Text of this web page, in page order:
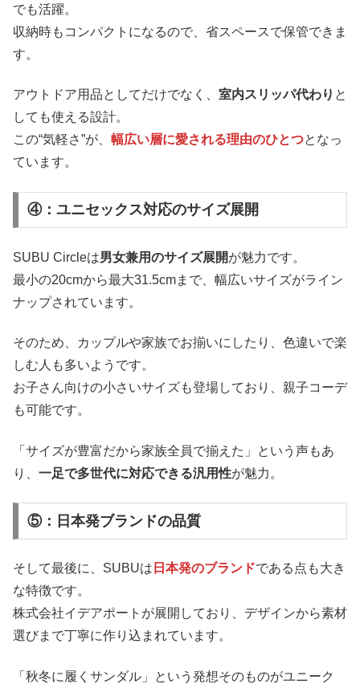
でも活躍。
収納時もコンパクトになるので、省スペースで保管できま
す。
アウトドア用品としてだけでなく、 室内スリッパ代わり と
しても使える設計。
この“気軽さ”が、 幅広い層に愛される理由のひとつとなっ
ています。
④：ユニセックス対応のサイズ展開
SUBU Circleは男女兼用のサイズ展開が魅力です。
最小の20cmから最大31.5cmまで、幅広いサイズがライン
ナップされています。
そのため、カップルや家族でお揃いにしたり、色違いで楽
しむ人も多いようです。
お子さん向けの小さいサイズも登場しており、親子コーデ
も可能です。
「サイズが豊富だから家族全員で揃えた」という声もあ
り、 一足で多世代に対応できる汎用性が魅力。
⑤：日本発ブランドの品質
そして最後に、SUBUは 日本発のブランドである点も大き
な特徴です。
株式会社イデアポートが展開しており、デザインから素材
選びまで丁寧に作り込まれています。
「秋冬に履くサンダル」という発想そのものがユニーク